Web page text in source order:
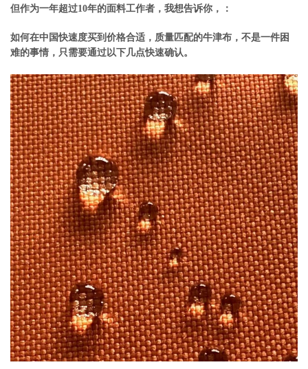
但作为一年超过10年的面料工作者，我想告诉你，：
如何在中国快速度买到价格合适，质量匹配的牛津布，不是一件困
难的事情，只需要通过以下几点快速确认。